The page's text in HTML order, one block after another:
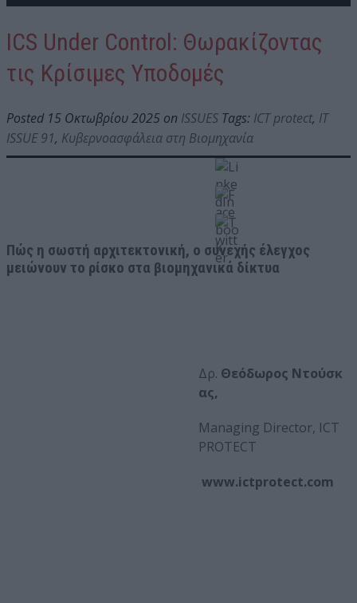
ICS Under Control: Θωρακίζοντας
τις Κρίσιμες Υποδομές
Posted 15 Οκτωβρίου 2025 on ISSUES Tags: ICT protect, IT
ISSUE 91, Κυβερνοασφάλεια στη Βιομηχανία
Πώς η σωστή αρχιτεκτονική, ο συνεχής έλεγχος
μειώνουν το ρίσκο στα βιομηχανικά δίκτυα
Δρ. Θεόδωρος Ντούσκ
ας,
Managing Director, ICT
PROTECT
www.ictprotect.com